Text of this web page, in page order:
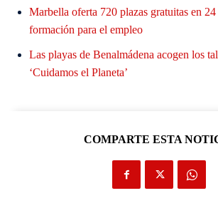
Marbella oferta 720 plazas gratuitas en
formación para el empleo
Las playas de Benalmádena acogen los
‘Cuidamos el Planeta’
COMPARTE ESTA